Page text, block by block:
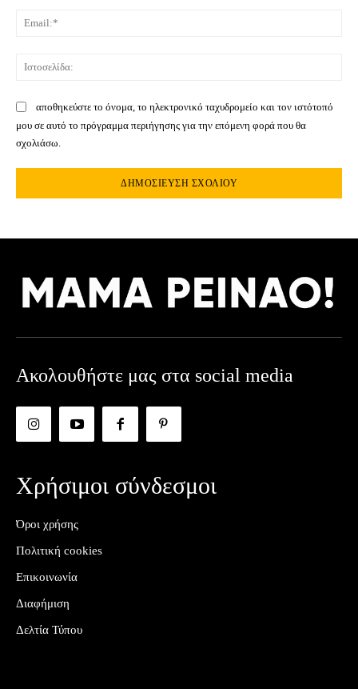
αποθηκεύστε το όνομα, το ηλεκτρονικό ταχυδρομείο και τον ιστότοπό
μου σε αυτό το πρόγραμμα περιήγησης για την επόμενη φορά που θα
σχολιάσω.
Ακολουθήστε μας στα social media
Χρήσιμοι σύνδεσμοι
Όροι χρήσης
Πολιτική cookies
Επικοινωνία
Διαφήμιση
Δελτία Τύπου